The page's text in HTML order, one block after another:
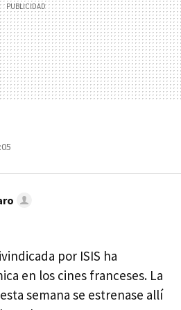
por ISIS ha
en los cines franceses. La
semana se estrenase allí